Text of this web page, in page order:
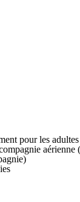
pour les